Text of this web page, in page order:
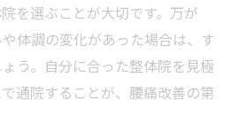
を選ぶことが大切です。万が
体調の変化があった場合は、す
う。自分に合った整体院を見極
通院することが、腰痛改善の第